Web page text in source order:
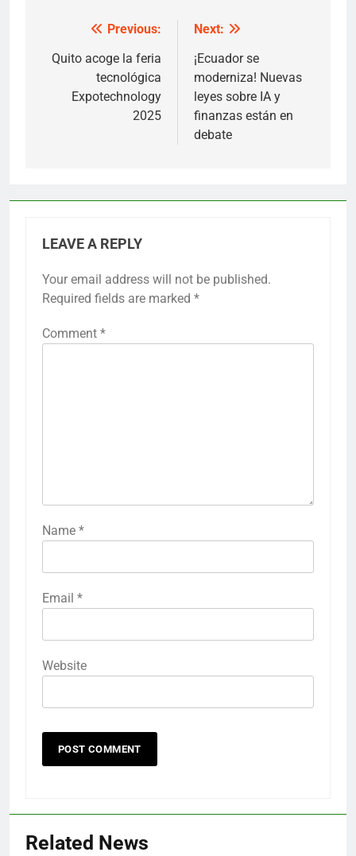
navigation
Previous:
Quito acoge la feria
tecnológica
Expotechnology
2025
Next:
¡Ecuador se
moderniza! Nuevas
leyes sobre IA y
finanzas están en
debate
LEAVE A REPLY
Your email address will not be published.
Required fields are marked *
Comment *
Name *
Email *
Website
Related News